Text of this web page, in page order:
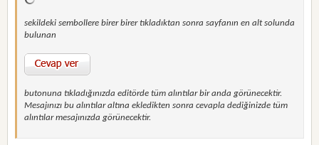
sekildeki sembollere birer birer tıkladıktan sonra sayfanın en alt solunda
bulunan
butonuna tıkladığınızda editörde tüm alıntılar bir anda görünecektir.
Mesajınızı bu alıntılar altına ekledikten sonra cevapla dediğinizde tüm
alıntılar mesajınızda görünecektir.